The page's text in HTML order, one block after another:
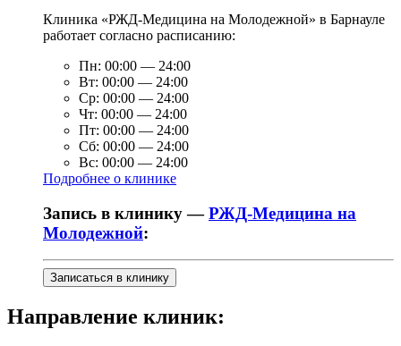
Клиника «РЖД-Медицина на Молодежной» в Барнауле
работает согласно расписанию:
Пн: 00:00 — 24:00
Вт: 00:00 — 24:00
Ср: 00:00 — 24:00
Чт: 00:00 — 24:00
Пт: 00:00 — 24:00
Сб: 00:00 — 24:00
Вс: 00:00 — 24:00
Подробнее о клинике
Запись в клинику —РЖД-Медицина на
Молодежной:
Записаться в клинику
Направление клиник: